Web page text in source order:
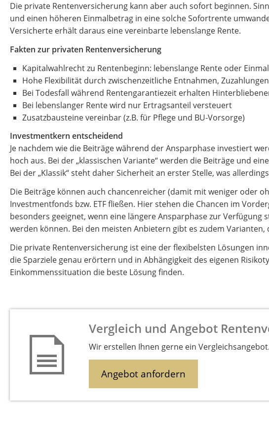
Die private Rentenversicherung kann aber auch sofort beginnen.
und einen höheren Einmalbetrag in eine solche Sofortrente
Versicherte erhält daraus eine vereinbarte lebenslange Rente.
Fakten zur privaten Rentenversicherung
Kapitalwahlrecht zu Rentenbeginn: lebenslange Rente oder
Hohe Flexibilität durch zwischenzeitliche Entnahmen,
Bei Todesfall während Rentengarantiezeit erhalten
Bei lebenslanger Rente wird nur Ertragsanteil versteuert
Zusatzbausteine vereinbar (z.B. für Pflege und BU-Vorsorge)
Investmentkern entscheidend
Je nachdem wie die Beiträge während der Ansparphase investiert
hoch aus. Bei der „klassischen Variante“ werden die Beiträge und
Bei der „Klassik“ steht daher Sicherheit an erster Stelle, was
Die Beiträge können auch chancenreicher (damit mit weniger oder
Investmentfonds bzw. ETF fließen. Hier stehen die Chancen im
besonders geeignet, wenn eine längere Ansparphase zur
werden können. Bei den meisten Anbietern gibt es zudem
Die private Rentenversicherung ist eine der flexibelsten Lösungen
die Sparziele genau erörtern und in Abhängigkeit des eigenen
Einkommenssituation die beste Lösung finden.
Vergleich und Angebot
Wir erstellen Ihnen gerne ein Vergleichsangebot.
Angebot anfordern